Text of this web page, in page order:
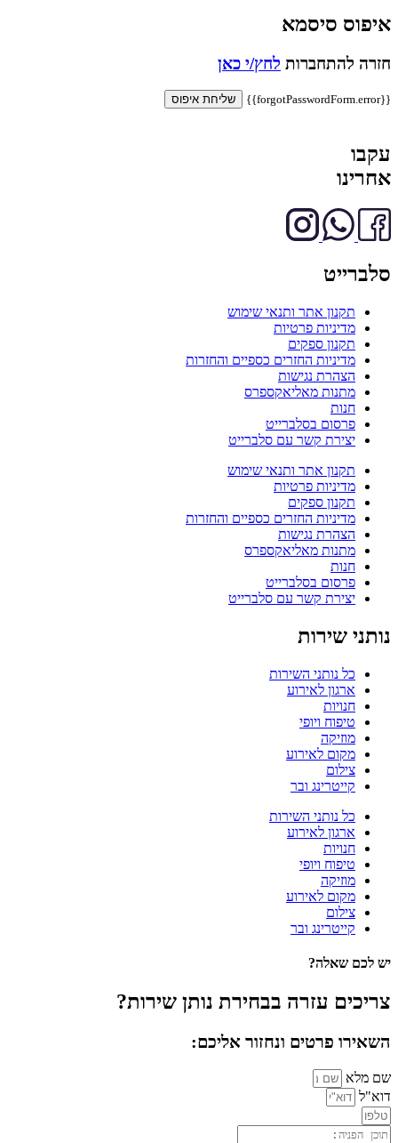
איפוס סיסמא
חזרה להתחברות לחץ/י כאן
{{forgotPasswordForm.error}} שליחת איפוס
עקבו
אחרינו
סלברייט
תקנון אתר ותנאי שימוש
מדיניות פרטיות
תקנון ספקים
מדיניות החזרים כספיים והחזרות
הצהרת נגישות
מתנות מאליאקספרס
חנות
פרסום בסלברייט
יצירת קשר עם סלברייט
תקנון אתר ותנאי שימוש
מדיניות פרטיות
תקנון ספקים
מדיניות החזרים כספיים והחזרות
הצהרת נגישות
מתנות מאליאקספרס
חנות
פרסום בסלברייט
יצירת קשר עם סלברייט
נותני שירות
כל נותני השירות
ארגון לאירוע
חנויות
טיפוח ויופי
מוזיקה
מקום לאירוע
צילום
קייטרינג ובר
כל נותני השירות
ארגון לאירוע
חנויות
טיפוח ויופי
מוזיקה
מקום לאירוע
צילום
קייטרינג ובר
יש לכם שאלה?
צריכים עזרה בבחירת נותן שירות?
השאירו פרטים ונחזור אליכם:
שם מלא
דוא"ל